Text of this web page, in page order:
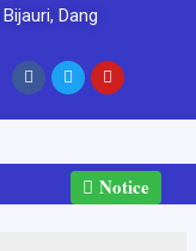
Dang
Notice